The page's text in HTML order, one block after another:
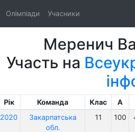
Олімпіади Учасники
Меренич
Участь на
Рік Команда Клас A
2020
Закарпатська
обл.
11 100